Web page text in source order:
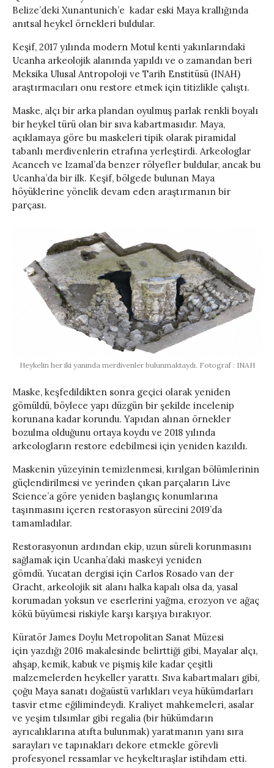
Belize’deki Xunantunich’e kadar eski Maya krallığında
anıtsal heykel örnekleri buldular.
Keşif, 2017 yılında modern Motul kenti yakınlarındaki
Ucanha arkeolojik alanında yapıldı ve o zamandan beri
Meksika Ulusal Antropoloji ve Tarih Enstitüsü (INAH)
araştırmacıları onu restore etmek için titizlikle çalıştı.
Maske, alçı bir arka plandan oyulmuş parlak renkli boyalı
bir heykel türü olan bir sıva kabartmasıdır. Maya,
açıklamaya göre bu maskeleri tipik olarak piramidal
tabanlı merdivenlerin etrafına yerleştirdi. Arkeologlar
Acanceh ve Izamal’da benzer rölyefler buldular, ancak bu
Ucanha’da bir ilk. Keşif, bölgede bulunan Maya
höyüklerine yönelik devam eden araştırmanın bir
parçası.
Heykelin her iki yanında merdivenler bulunmaktaydı. Fotograf : INAH
Maske, keşfedildikten sonra geçici olarak yeniden
gömüldü, böylece yapı düzgün bir şekilde incelenip
korunana kadar korundu. Yapıdan alınan örnekler
bozulma olduğunu ortaya koydu ve 2018 yılında
arkeologların restore edebilmesi için yeniden kazıldı.
Maskenin yüzeyinin temizlenmesi, kırılgan bölümlerinin
güçlendirilmesi ve yerinden çıkan parçaların Live
Science’a göre yeniden başlangıç ​​konumlarına
taşınmasını içeren restorasyon sürecini 2019’da
tamamladılar.
Restorasyonun ardından ekip, uzun süreli korunmasını
sağlamak için Ucanha’daki maskeyi yeniden
gömdü. Yucatan dergisi için Carlos Rosado van der
Gracht, arkeolojik sit alanı halka kapalı olsa da, yasal
korumadan yoksun ve eserlerini yağma, erozyon ve ağaç
kökü büyümesi riskiyle karşı karşıya bırakıyor.
Küratör James Doylu Metropolitan Sanat Müzesi
için yazdığı 2016 makalesinde belirttiği gibi, Mayalar alçı,
ahşap, kemik, kabuk ve pişmiş kile kadar çeşitli
malzemelerden heykeller yarattı. Sıva kabartmaları gibi,
çoğu Maya sanatı doğaüstü varlıkları veya hükümdarları
tasvir etme eğilimindeydi. Kraliyet mahkemeleri, asalar
ve yeşim tılsımlar gibi regalia (bir hükümdarın
ayrıcalıklarına atıfta bulunmak) yaratmanın yanı sıra
sarayları ve tapınakları dekore etmekle görevli
profesyonel ressamlar ve heykeltıraşlar istihdam etti.